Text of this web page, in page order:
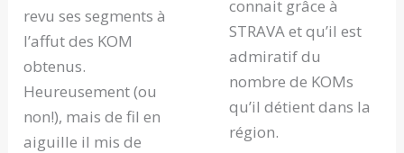
revu ses segments à
l’affut des KOM
obtenus.
Heureusement (ou
non!), mais de fil en
aiguille il mis de
connait grâce à
STRAVA et qu’il est
admiratif du
nombre de KOMs
qu’il détient dans la
région.